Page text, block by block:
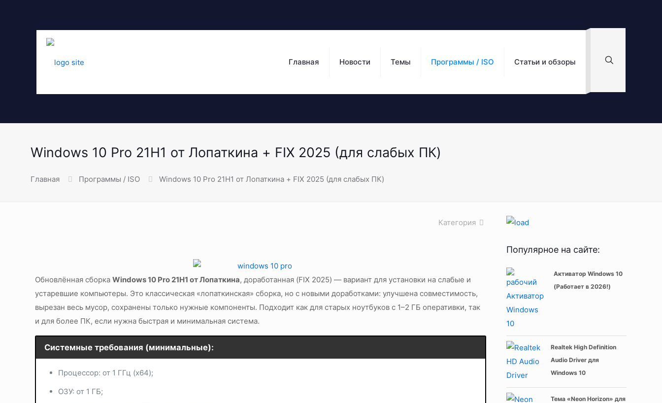
Главная Новости Темы Программы / ISO Статьи и обзоры
Windows 10 Pro 21H1 от Лопаткина + FIX 2025 (для слабых ПК)
Главная Программы / ISO Windows 10 Pro 21H1 от Лопаткина + FIX 2025 (для слабых ПК)
Категория
Обновлённая сборкаWindows 10 Pro 21H1 от Лопаткина, доработанная (FIX 2025) — вариант для установки на слабые и
устаревшие компьютеры. Это классическая «лопаткинская» сборка, но с новыми доработками: улучшена совместимость,
вырезан весь мусор, сохранены только нужные компоненты. Подходит как для старых ноутбуков с 1–2 ГБ оперативки, так
и для более ПК, если нужна быстрая и минимальная система.
Системные требования (минимальные):
Процессор: от 1 ГГц (x64);
ОЗУ: от 1 ГБ;
Популярное на сайте:
Активатор Windows 10
(Работает в 2026!)
Realtek High Definition
Audio Driver для
Windows 10
Тема «Neon Horizon» для